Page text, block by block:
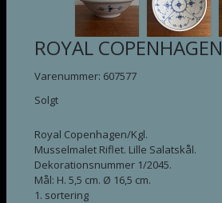
ROYAL COPENHAGEN
Varenummer: 607577
Solgt
Royal Copenhagen/Kgl.
Musselmalet Riflet. Lille Salatskål.
Dekorationsnummer 1/2045.
Mål: H. 5,5 cm. Ø 16,5 cm.
1. sortering